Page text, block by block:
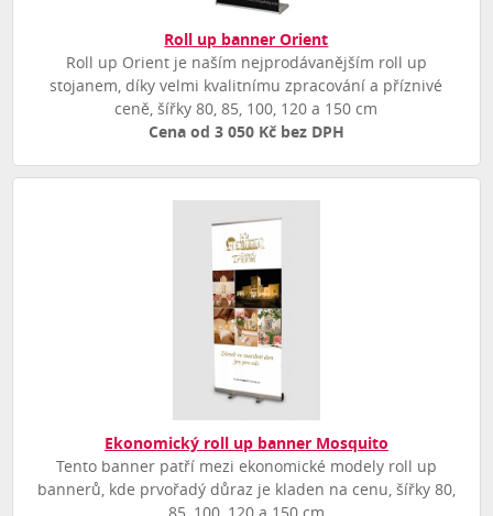
Roll up banner Orient
Roll up Orient je naším nejprodávanějším roll up
stojanem, díky velmi kvalitnímu zpracování a příznivé
ceně, šířky 80, 85, 100, 120 a 150 cm
Cena od 3 050 Kč bez DPH
Ekonomický roll up banner Mosquito
Tento banner patří mezi ekonomické modely roll up
bannerů, kde prvořadý důraz je kladen na cenu, šířky 80,